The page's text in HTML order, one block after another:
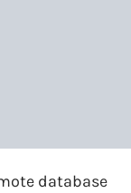
database